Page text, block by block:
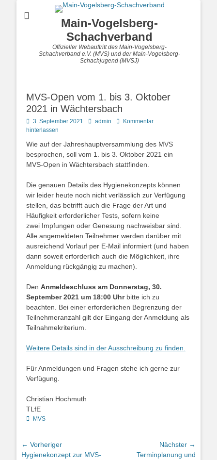
Main-Vogelsberg-
Schachverband
Offizieller Webauftritt des Main-Vogelsberg-
Schachverband e.V. (MVS) und der Main-Vogelsberg-
Schachjugend (MVSJ)
MVS-Open vom 1. bis 3. Oktober
2021 in Wächtersbach
Posted
on
3. September 2021 Autoradmin
Kommentar
hinterlassen
Wie auf der Jahreshauptversammlung des MVS
besprochen, soll vom 1. bis 3. Oktober 2021 ein
MVS-Open in Wächtersbach stattfinden.
Die genauen Details des Hygienekonzepts können
wir leider heute noch nicht verlässlich zur Verfügung
stellen, das betrifft auch die Frage der Art und
Häufigkeit erforderlicher Tests, sofern keine
zwei Impfungen oder Genesung nachweisbar sind.
Alle angemeldeten Teilnehmer werden darüber mit
ausreichend Vorlauf per E-Mail informiert (und haben
dann soweit erforderlich auch die Möglichkeit, ihre
Anmeldung rückgängig zu machen).
Den Anmeldeschluss am Donnerstag, 30.
September 2021 um 18:00 Uhr bitte ich zu
beachten. Bei einer erforderlichen Begrenzung der
Teilnehmeranzahl gilt der Eingang der Anmeldung als
Teilnahmekriterium.
Weitere Details sind in der Ausschreibung zu finden.
Für Anmeldungen und Fragen stehe ich gerne zur
Verfügung.
Christian Hochmuth
TLfE
Kategorien
MVS
Beitragsnavigation
← Vorheriger
Vorheriger
Hygienekonzept zur MVS-
Nächster →
Terminplanung und